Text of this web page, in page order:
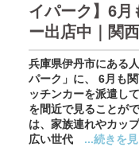
イパーク】6月
ー出店中｜関
兵庫県伊丹市にある
パーク」に、 6月も
ッチンカーを派遣し
を間近で見ることが
は、家族連れやカッ
広い世代 ...続きを見